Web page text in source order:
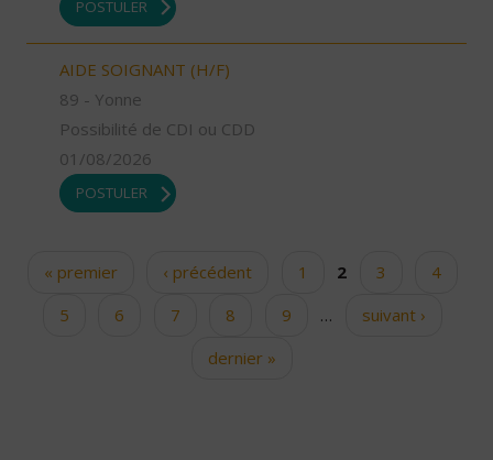
POSTULER
AIDE SOIGNANT (H/F)
89 - Yonne
Possibilité de CDI ou CDD
01/08/2026
POSTULER
Pages« premier ‹ précédent 1 2 3
4
5
6 7 8 9 …
suivant ›
dernier »